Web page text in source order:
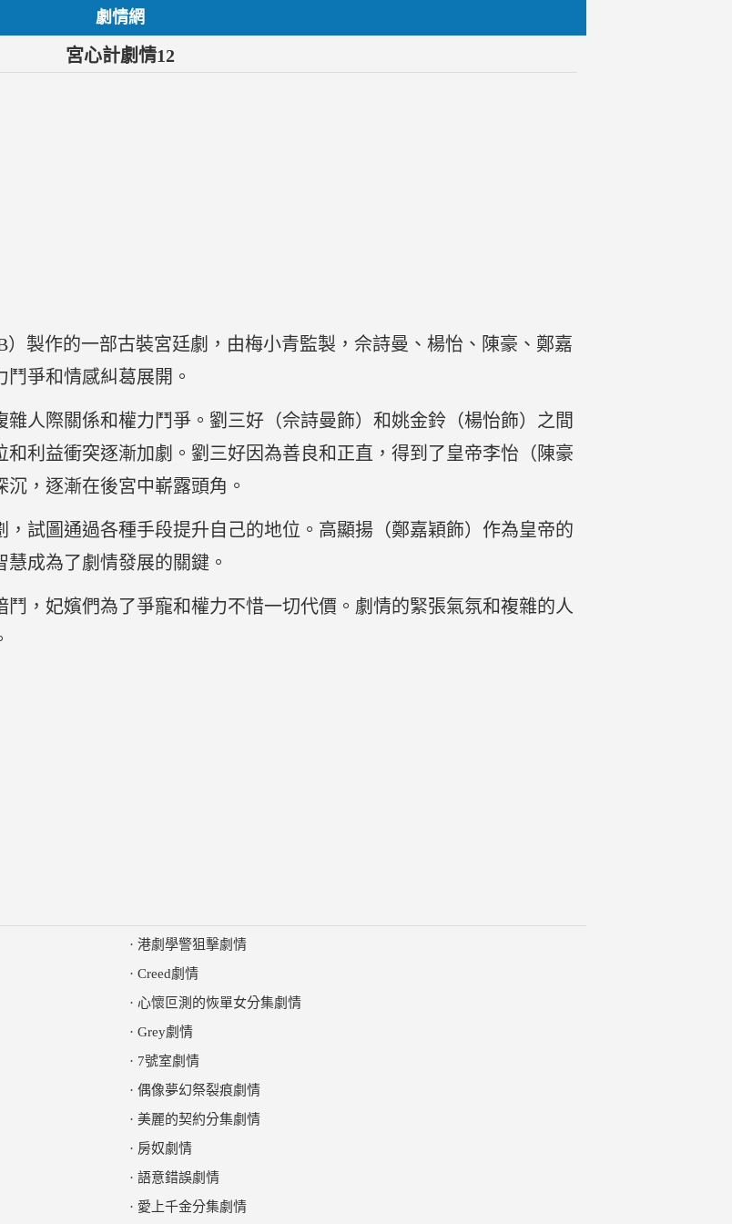
劇情網
宮心計劇情12
）製作的一部古裝宮廷劇，由梅小青監製，佘詩曼、楊怡、陳豪、鄭嘉
爭和情感糾葛展開。
人際關係和權力鬥爭。劉三好（佘詩曼飾）和姚金鈴（楊怡飾）之間
利益衝突逐漸加劇。劉三好因為善良和正直，得到了皇帝李怡（陳豪
，逐漸在後宮中嶄露頭角。
試圖通過各種手段提升自己的地位。高顯揚（鄭嘉穎飾）作為皇帝的
成為了劇情發展的關鍵。
，妃嬪們為了爭寵和權力不惜一切代價。劇情的緊張氣氛和複雜的人
· 港劇學警狙擊劇情
· Creed劇情
· 心懷叵測的恢單女分集劇情
· Grey劇情
· 7號室劇情
· 偶像夢幻祭裂痕劇情
· 美麗的契約分集劇情
· 房奴劇情
· 語意錯誤劇情
· 愛上千金分集劇情